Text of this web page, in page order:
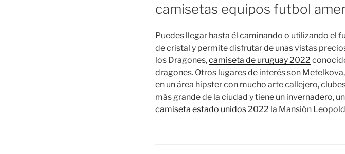
camisetas equipos futbol
Puedes llegar hasta él caminando o utilizando el
de cristal y permite disfrutar de unas vistas
los Dragones,camiseta de uruguay 2022
dragones. Otros lugares de interés son
en un área hípster con mucho arte callejero,
más grande de la ciudad y tiene un invernadero,
camiseta estado unidos 2022 la Mansión